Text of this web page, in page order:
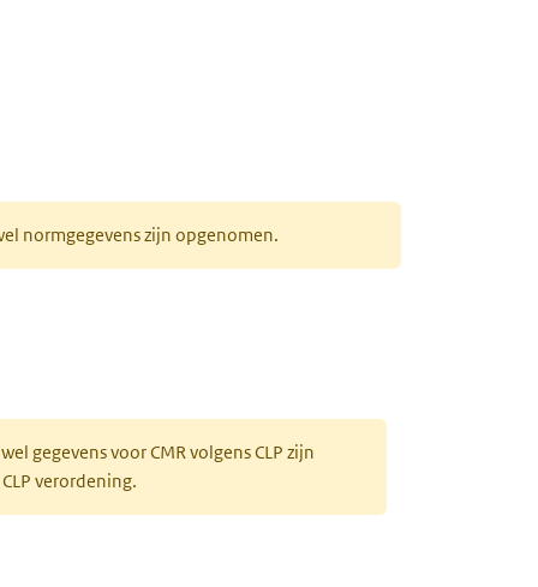
normgegevens zijn opgenomen.
gegevens voor CMR volgens CLP zijn
verordening.